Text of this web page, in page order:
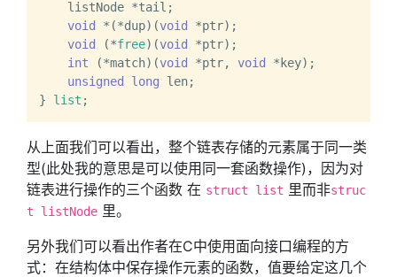
    listNode *tail;
void
*(*dup)(void
*ptr);
void
(*free)(void
*ptr);
int (*match)(void *ptr, void
*key);
unsigned
long len;
} list
从上面我们可以看出，整个链表存储的元素属于同一类
型(此处我的意思是可以使用同一套函数操作)，因为对
链表进行操作的三个函数 在 struct list 里而非struc
t listNode 里。
另外我们可以看出作者在C中使用面向接口编程的方
式：在结构体中保存操作元素的函数，值要给定这几个